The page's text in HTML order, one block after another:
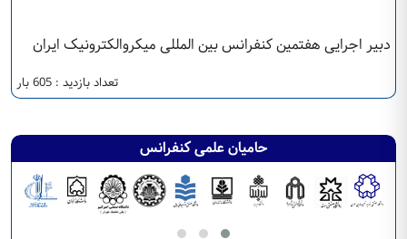
دبیر اجرایی هفتمین کنفرانس بین المللی میکروالکترونیک ایران
تعداد بازدید : 605 بار
حامیان علمی کنفرانس